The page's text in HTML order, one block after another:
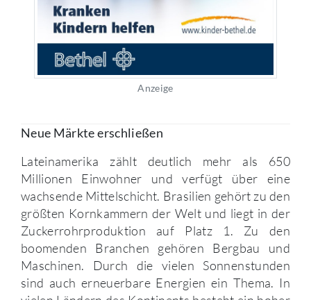
Anzeige
Neue Märkte erschließen
Lateinamerika zählt deutlich mehr als 650
Millionen Einwohner und verfügt über eine
wachsende Mittelschicht. Brasilien gehört zu den
größten Kornkammern der Welt und liegt in der
Zuckerrohrproduktion auf Platz 1. Zu den
boomenden Branchen gehören Bergbau und
Maschinen. Durch die vielen Sonnenstunden
sind auch erneuerbare Energien ein Thema. In